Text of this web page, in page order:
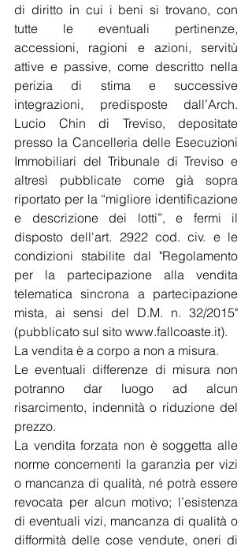
di diritto in cui i beni si trovano, con
tutte le eventuali pertinenze,
accessioni, ragioni e azioni, servitù
attive e passive, come descritto nella
perizia di stima e successive
integrazioni, predisposte dall’Arch.
Lucio Chin di Treviso, depositate
presso la Cancelleria delle Esecuzioni
Immobiliari del Tribunale di Treviso e
altresì pubblicate come già sopra
riportato per la “migliore identificazione
e descrizione dei lotti”, e fermi il
disposto dell'art. 2922 cod. civ. e le
condizioni stabilite dal "Regolamento
per la partecipazione alla vendita
telematica sincrona a partecipazione
mista, ai sensi del D.M. n. 32/2015"
(pubblicato sul sito www.fallcoaste.it).
La vendita è a corpo a non a misura.
Le eventuali differenze di misura non
potranno dar luogo ad alcun
risarcimento, indennità o riduzione del
prezzo.
La vendita forzata non è soggetta alle
norme concernenti la garanzia per vizi
o mancanza di qualità, né potrà essere
revocata per alcun motivo; l’esistenza
di eventuali vizi, mancanza di qualità o
difformità delle cose vendute, oneri di